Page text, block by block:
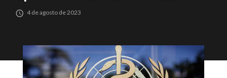
4 de agosto de 2023